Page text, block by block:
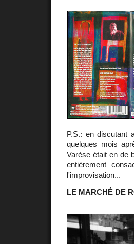
P.S.: en discutant
quelques mois
Varèse était en de
entièrement
l'improvisation...
LE MARCHÉ DE